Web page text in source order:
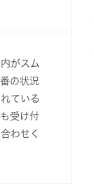
がスム
の状況
ている
受け付
わせく